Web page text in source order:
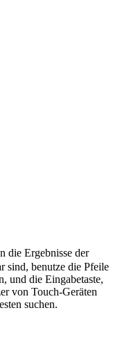
die Ergebnisse der
sind, benutze die Pfeile
und die Eingabetaste,
von Touch-Geräten
suchen.